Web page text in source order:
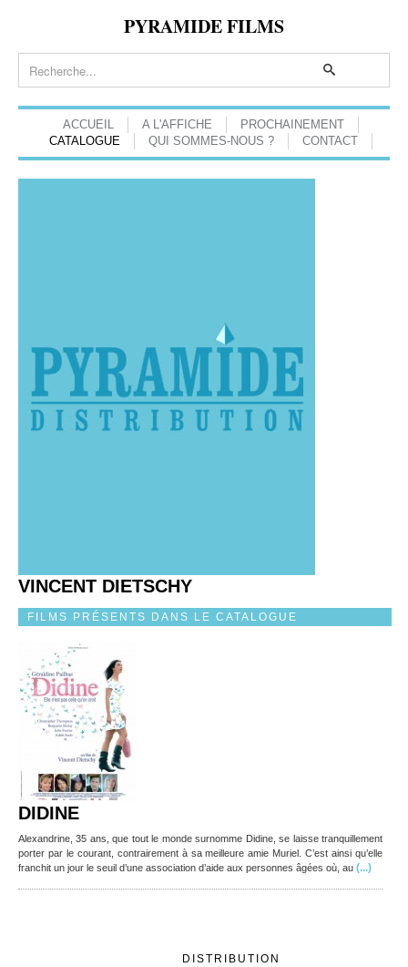
PYRAMIDE FILMS
ACCUEIL A L'AFFICHE
PROCHAINEMENT
CATALOGUE
QUI SOMMES-NOUS ? CONTACT
VINCENT DIETSCHY
FILMS PRÉSENTS DANS LE CATALOGUE
DIDINE
Alexandrine, 35 ans, que tout le monde surnomme Didine, se laisse tranquillement
porter par le courant, contrairement à sa meilleure amie Muriel. C’est ainsi qu’elle
franchit un jour le seuil d’une association d’aide aux personnes âgées où, au (...)
DISTRIBUTION